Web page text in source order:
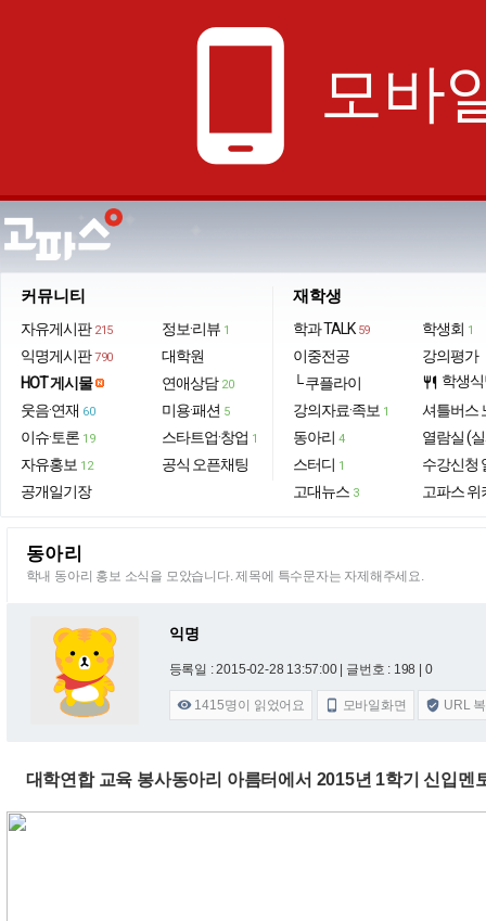
phone_android 모바
커뮤니티
자유게시판 215
익명게시판 790
HOT 게시물
웃음·연재 60
이슈·토론 19
자유홍보 12
공개일기장
정보·리뷰 1
대학원
연애상담 20
미용·패션 5
스타트업·창업 1
공식 오픈채팅
재학생
학과 TALK 59
이중전공
└ 쿠플라이
강의자료·족보 1
동아리 4
스터디 1
고대뉴스 3
학생회 1
강의평가
restaurant 학생
셔틀버스
열람실 (
수강신청
고파스 위
동아리
학내 동아리 홍보 소식을 모았습니다. 제목에 특수문자는 자제해주세요.
익명
등록일 : 2015-02-28 13:57:00 | 글번호 : 198 | 0
 1415명이 읽었어요  모바일화면  URL
대학연합 교육 봉사동아리 아름터에서 2015년 1학기 신입멘